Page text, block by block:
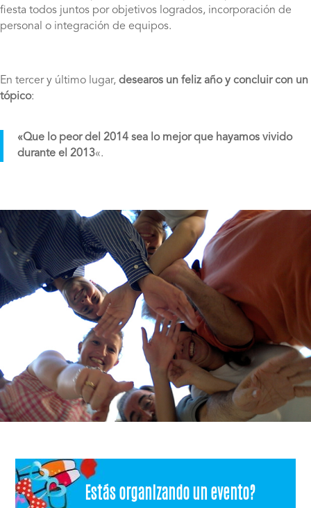
fiesta todos juntos por objetivos logrados, incorporación de
personal o integración de equipos.
En tercer y último lugar, desearos un feliz año y concluir con un
tópico:
«Que lo peor del 2014 sea lo mejor que hayamos vivido
durante el 2013«.
Estás organizando un evento?